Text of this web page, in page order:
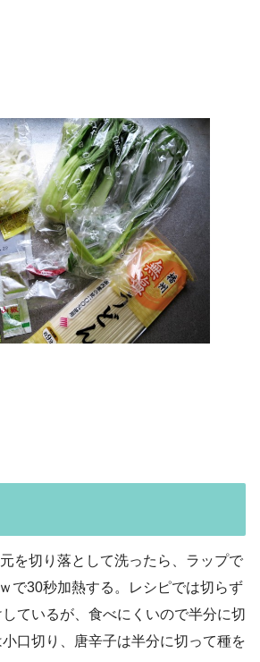
を切り落として洗ったら、ラップで
で30秒加熱する。レシピでは切らず
ているが、食べにくいので半分に切
口切り、唐辛子は半分に切って種を